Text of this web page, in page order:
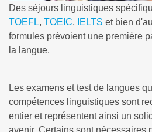
Des séjours linguistiques
TOEFL, TOEIC, IELTS et bien
formules prévoient une première
la langue.
Les examens et test de langues
compétences linguistiques sont
entier et représentent ainsi un
avenir. Certains sont nécessaires